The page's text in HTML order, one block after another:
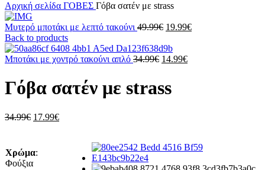
Αρχική σελίδα ΓΟΒΕΣ Γόβα σατέν με strass
Μυτερό μποτάκι με λεπτό τακούνι 49.99€ Original
was:
49.99€.
19.99€Η
Back to products
Μποτάκι με χοντρό τακούνι απλό 34.99€ Original
34.99€.
14.99€Η
Γόβα σατέν με strass
34.99€ Original
17.99€Η
17.99€.
Χρώμα:
Φούξια